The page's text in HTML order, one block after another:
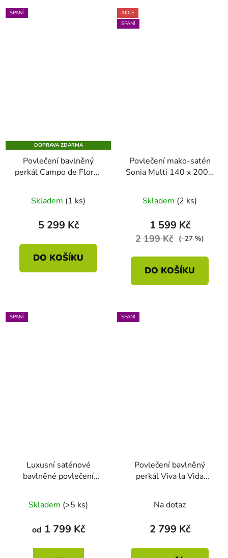
SPANÍ
DOPRAVA ZDARMA
Povlečení bavlněný
perkál Campo de Flores
x 70
Skladem (1 ks)
5 299 Kč
DO KOŠÍKU
AKCE
SPANÍ
Povlečení mako-satén
Sonia Multi 140 x 200 -
Skladem (2 ks)
1 599 Kč
2 199 Kč (–27 %)
DO KOŠÍKU
SPANÍ
Luxusní saténové
bavlněné povlečení
Skladem (>5 ks)
od 1 799 Kč
SPANÍ
Povlečení bavlněný
perkál Viva la Vida
90
Na dotaz
2 799 Kč